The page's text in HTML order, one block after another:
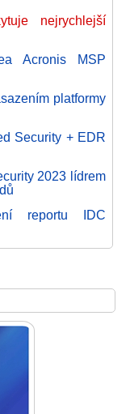
nejrychlejší
Acronis MSP
platformy
Security + EDR
2023 lídrem
reportu IDC